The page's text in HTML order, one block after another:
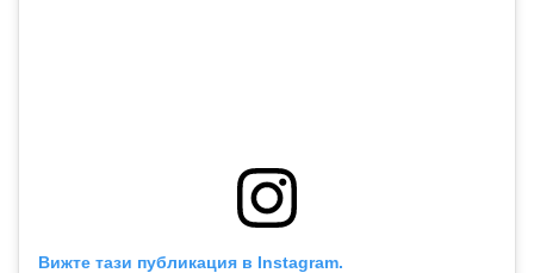
Вижте тази публикация в Instagram.